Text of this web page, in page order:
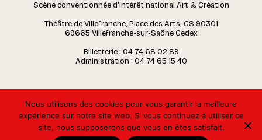
Scène conventionnée d’intérêt national Art & Création
Théâtre de Villefranche, Place des Arts, CS 90301
69665 Villefranche-sur-Saône Cedex
Billetterie : 04 74 68 02 89
Administration : 04 74 65 15 40
Nous utilisons des cookies pour vous garantir la meilleure
expérience sur notre site web. Si vous continuez à utiliser ce
site, nous supposerons que vous en êtes satisfait.